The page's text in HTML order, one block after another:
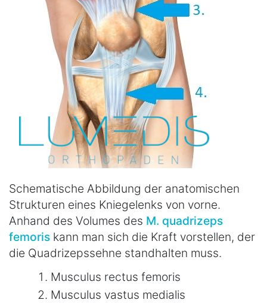
Schematische Abbildung der anatomischen
Strukturen eines Kniegelenks von vorne.
Anhand des Volumes des M. quadrizeps
femoris kann man sich die Kraft vorstellen, der
die Quadrizepssehne standhalten muss.
Musculus rectus femoris
Musculus vastus medialis